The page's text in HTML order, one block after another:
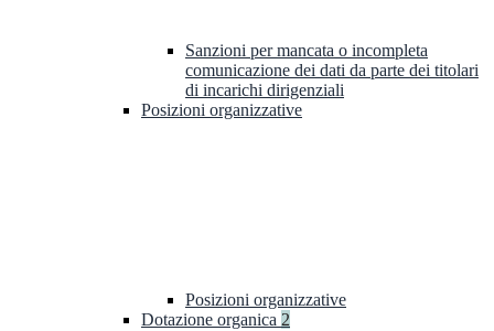
Sanzioni per mancata o incompleta
comunicazione dei dati da parte dei titolari
di incarichi dirigenziali
Posizioni organizzative
Posizioni organizzative
Dotazione organica 2